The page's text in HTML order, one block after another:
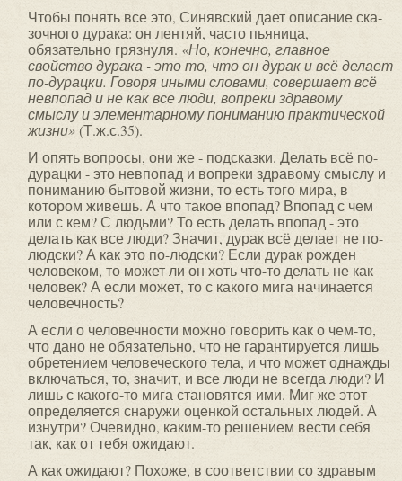
Чтобы понять все это, Синявский дает описание ска­
зочного дурака: он лентяй, часто пьяница,
обязательно грязнуля. «Но, конечно, главное
свойство дурака - это то, что он дурак и всё делает
по-дурацки. Говоря иными словами, совершает всё
невпопад и не как все люди, вопреки здравому
смыслу и элементарному пониманию практической
жизни»(Т.ж.с.35).
И опять вопросы, они же - подсказки. Делать всё по-
дурацки - это невпопад и вопреки здравому смыслу и
пониманию бытовой жизни, то есть того мира, в
котором живешь. А что такое впопад? Впопад с чем
или с кем? С людьми? То есть делать впопад - это
делать как все люди? Значит, дурак всё делает не по-
людски? А как это по-людски? Если дурак рожден
человеком, то может ли он хоть что-то делать не как
человек? А если может, то с какого мига начинается
человечность?
А если о человечности можно говорить как о чем-то,
что дано не обязательно, что не гарантируется лишь
обретением человеческого тела, и что может однажды
включаться, то, значит, и все люди не всегда люди? И
лишь с какого-то мига становятся ими. Миг же этот
определяется снаружи оценкой остальных людей. А
изнутри? Очевидно, каким-то решением вести себя
так, как от тебя ожидают.
А как ожидают? Похоже, в соответствии со здравым